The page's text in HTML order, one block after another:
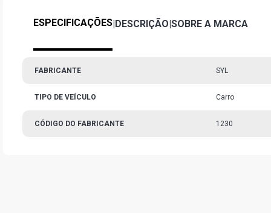
ESPECIFICAÇÕES|DESCRIÇÃO|SOBRE A MARCA
FABRICANTE SYL
TIPO DE VEÍCULO Carro
CÓDIGO DO FABRICANTE 1230